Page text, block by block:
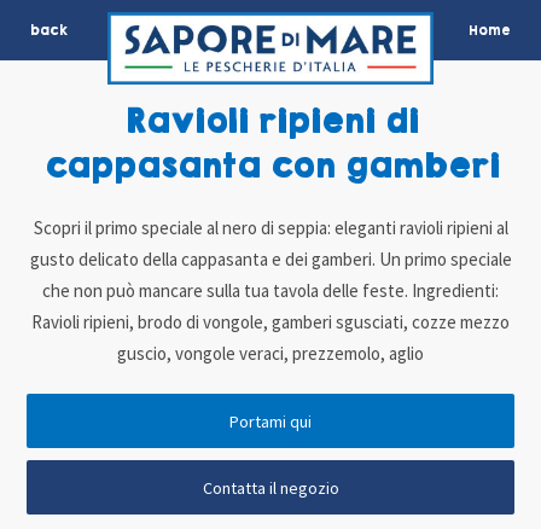
back Home
Ravioli ripieni di
cappasanta con gamberi
Scopri il primo speciale al nero di seppia: eleganti ravioli ripieni al
gusto delicato della cappasanta e dei gamberi. Un primo speciale
che non può mancare sulla tua tavola delle feste. Ingredienti:
Ravioli ripieni, brodo di vongole, gamberi sgusciati, cozze mezzo
guscio, vongole veraci, prezzemolo, aglio
Portami qui
Contatta il negozio